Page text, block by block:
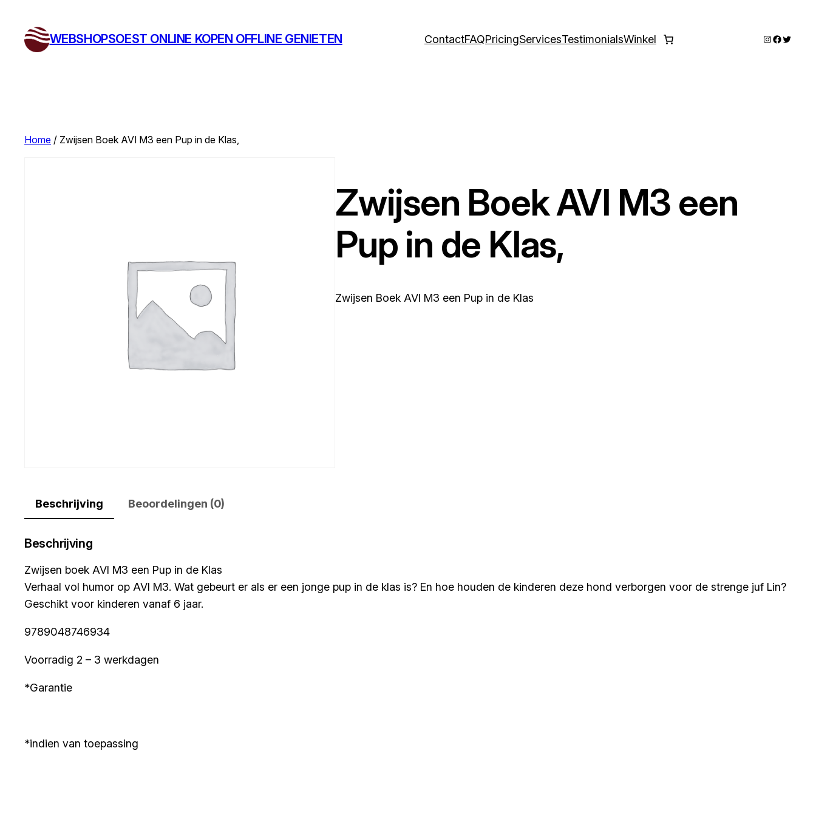
WEBSHOPSOEST ONLINE KOPEN OFFLINE GENIETEN ContactFAQPricingServicesTestimonialsWinkel Instagram
Twitter
Home / Zwijsen Boek AVI M3 een Pup in de Klas,
Zwijsen Boek AVI M3 een
Pup in de Klas,
Zwijsen Boek AVI M3 een Pup in de Klas
Beschrijving Beoordelingen (0)
Beschrijving
Zwijsen boek AVI M3 een Pup in de Klas
Verhaal vol humor op AVI M3. Wat gebeurt er als er een jonge pup in de klas is? En hoe houden de kinderen deze hond verborgen voor de strenge juf Lin?
Geschikt voor kinderen vanaf 6 jaar.
9789048746934
Voorradig 2 – 3 werkdagen
*Garantie
*indien van toepassing